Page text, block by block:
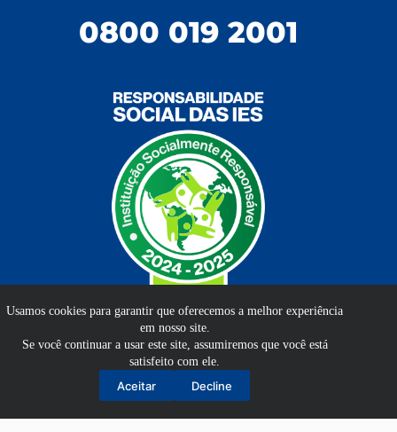
Usamos cookies para garantir que oferecemos a melhor experiência
em nosso site.
Se você continuar a usar este site, assumiremos que você está
satisfeito com ele.
Aceitar Decline
0800 019 2001
Professor